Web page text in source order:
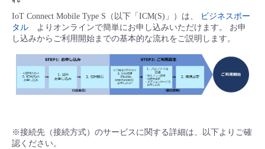
IoT
モニタリング/監査
管理機能
ネットワーク
サポート
データ利活用
クラウド/サーバー
IoT
■ 管理機能
- 管理機能
- 新規お申し込み方法
ユースケース
- バックアップ
- データと分析
故障/メンテナンス情報
故障/メンテナンス履歴
パートナー
IoT Connect Mobile Type S（以下「ICM(S)」）は、
ビジネスポー
タル よりオンラインで簡単にお申し込みいただけます。 お申
し込みからご利用開始までの基本的な流れをご説明します。
※接続先（接続方式）のサービスに関する詳細は、以下よりご確
認ください。